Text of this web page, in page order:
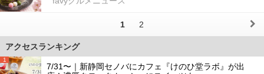
1 2
アクセスランキング
1
7/31〜｜新静岡セノバにカフェ『けのひ堂ラボ』が出